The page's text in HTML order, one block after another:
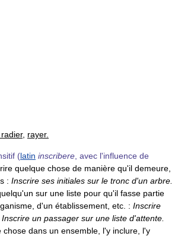
, rayer.
(latin inscribere , avec l'influence de
quelque chose de manière qu'il demeure,
: Inscrire ses initiales sur le tronc d'un arbre.
sur une liste pour qu'il fasse partie
d'un établissement, etc. : Inscrire
Inscrire un passager sur une liste d'attente.
chose dans un ensemble, l'y inclure, l'y